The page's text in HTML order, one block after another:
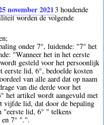
november 20213 houdende
worden de volgende
onder 7°, luidende: "7° het
"Wanneer het in het eerste
gesteld voor het persoonlijk
eerste lid, 6°, bedoelde kosten
van alle aard dat op naam
van die derde voor het
het artikel wordt aangevuld met
vijfde lid, dat door de bepaling
"eerste lid, 6° " telkens
en 7° ".".